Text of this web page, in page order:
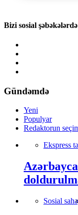
Bizi sosial
Gündəmdə
Yeni
Populyar
Redaktorun
Ekspress
Sosial